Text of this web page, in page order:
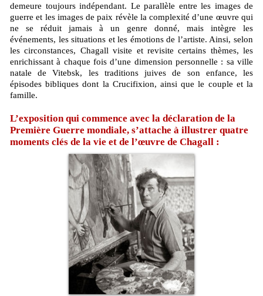
demeure toujours indépendant. Le parallèle entre les images de
guerre et les images de paix révèle la complexité d’une œuvre qui
ne se réduit jamais à un genre donné, mais intègre les
événements, les situations et les émotions de l’artiste. Ainsi, selon
les circonstances, Chagall visite et revisite certains thèmes, les
enrichissant à chaque fois d’une dimension personnelle : sa ville
natale de Vitebsk, les traditions juives de son enfance, les
épisodes bibliques dont la Crucifixion, ainsi que le couple et la
famille.
L’exposition qui commence avec la déclaration de la
Première Guerre mondiale, s’attache à illustrer quatre
moments clés de la vie et de l’œuvre de Chagall :